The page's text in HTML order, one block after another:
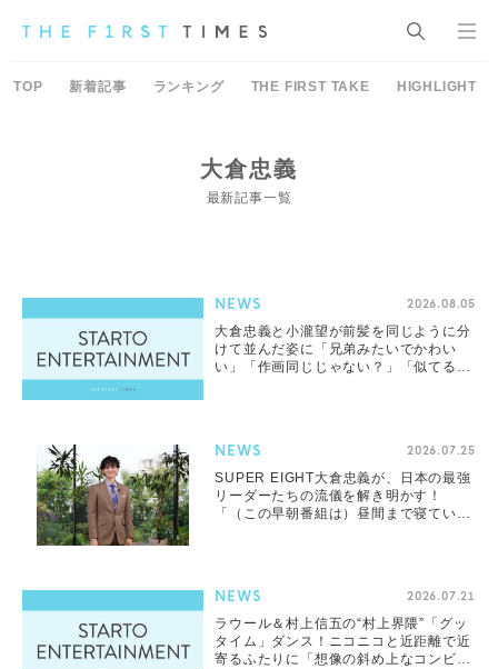
TOP 新着記事 ランキング THE FIRST TAKE HIGHLIGHT
大倉忠義
最新記事一覧
NEWS 2026.08.05
大倉忠義と小瀧望が前髪を同じように分
けて並んだ姿に「兄弟みたいでかわい
い」「作画同じじゃない？」「似てる」
NEWS 2026.07.25
SUPER EIGHT大倉忠義が、日本の最強
リーダーたちの流儀を解き明かす！
「（この早朝番組は）昼間まで寝ている
NEWS 2026.07.21
ラウール＆村上信五の“村上界隈”「グッ
タイム」ダンス！ニコニコと近距離で近
寄るふたりに「想像の斜め上なコンビ」